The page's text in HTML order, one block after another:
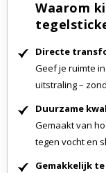
Waarom
Directe
Geef je ruimte
uitstraling –
Duurzame
Gemaakt van
tegen vocht en
Gemakkelijk